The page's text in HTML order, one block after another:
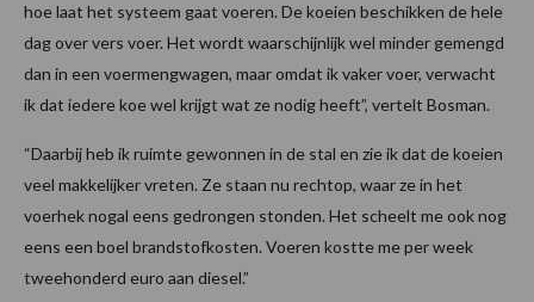
hoe laat het systeem gaat voeren. De koeien beschikken de hele
dag over vers voer. Het wordt waarschijnlijk wel minder gemengd
dan in een voermengwagen, maar omdat ik vaker voer, verwacht
ik dat iedere koe wel krijgt wat ze nodig heeft”, vertelt Bosman.
“Daarbij heb ik ruimte gewonnen in de stal en zie ik dat de koeien
veel makkelijker vreten. Ze staan nu rechtop, waar ze in het
voerhek nogal eens gedrongen stonden. Het scheelt me ook nog
eens een boel brandstofkosten. Voeren kostte me per week
tweehonderd euro aan diesel.”